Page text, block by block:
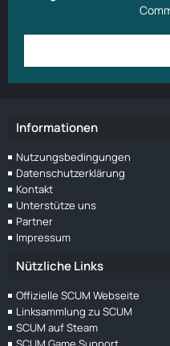
Informationen
Nutzungsbedingungen
Datenschutzerklärung
Kontakt
Unterstütze uns
Partner
Impressum
Nützliche Links
Offizielle SCUM Webseite
Linksammlung zu SCUM
SCUM auf Steam